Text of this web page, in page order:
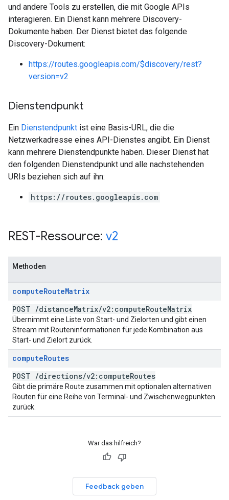
und andere Tools zu erstellen, die mit Google APIs
interagieren. Ein Dienst kann mehrere Discovery-
Dokumente haben. Der Dienst bietet das folgende
Discovery-Dokument:
https://routes.googleapis.com/$discovery/rest?
version=v2
Dienstendpunkt
Ein Dienstendpunkt ist eine Basis-URL, die die
Netzwerkadresse eines API-Dienstes angibt. Ein Dienst
kann mehrere Dienstendpunkte haben. Dieser Dienst hat
den folgenden Dienstendpunkt und alle nachstehenden
URIs beziehen sich auf ihn:
https://routes.googleapis.com
REST-Ressource: v2
Methoden
computeRouteMatrix
POST /distanceMatrix/v2:computeRouteMatrix
Übernimmt eine Liste von Start- und Zielorten und gibt einen
Stream mit Routeninformationen für jede Kombination aus
Start- und Zielort zurück.
computeRoutes
POST /directions/v2:computeRoutes
Gibt die primäre Route zusammen mit optionalen alternativen
Routen für eine Reihe von Terminal- und Zwischenwegpunkten
zurück.
War das hilfreich?
Feedback geben